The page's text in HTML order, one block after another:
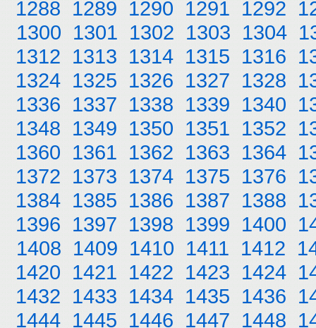
1288 1289 1290 1291 1292
1300 1301 1302 1303 1304
1312 1313 1314 1315 1316
1324 1325 1326 1327 1328
1336 1337 1338 1339 1340
1348 1349 1350 1351 1352
1360 1361 1362 1363 1364
1372 1373 1374 1375 1376
1384 1385 1386 1387 1388
1396 1397 1398 1399 1400
1408 1409 1410 1411 1412
1420 1421 1422 1423 1424
1432 1433 1434 1435 1436
1444 1445 1446 1447 1448